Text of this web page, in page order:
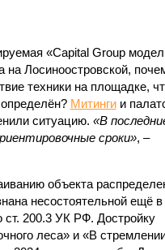
«Capital Group
Лосиноостровской,
техники на площадке,
Митингии
ситуацию. «В
сроки», –
объекта
несостоятельной ещё в
200.3 УК РФ. Достройку
леса» и «В